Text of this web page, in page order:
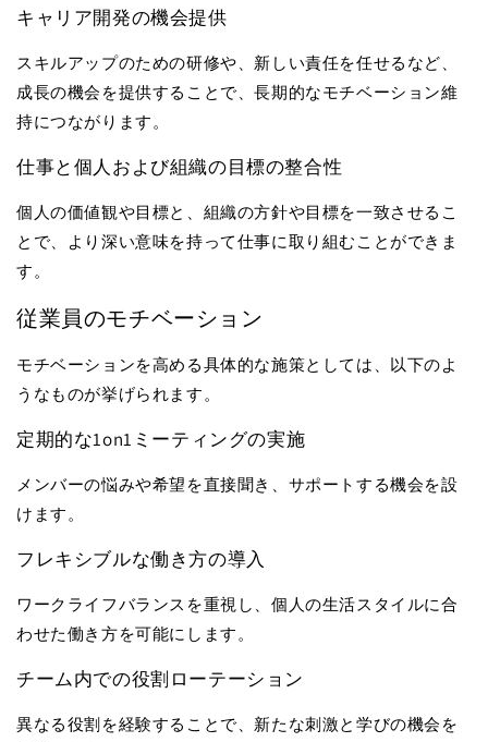
キャリア開発の機会提供
スキルアップのための研修や、新しい責任を任せるなど、
成長の機会を提供することで、長期的なモチベーション維
持につながります。
仕事と個人および組織の目標の整合性
個人の価値観や目標と、組織の方針や目標を一致させるこ
とで、より深い意味を持って仕事に取り組むことができま
す。
従業員のモチベーション
モチベーションを高める具体的な施策としては、以下のよ
うなものが挙げられます。
定期的な1on1ミーティングの実施
メンバーの悩みや希望を直接聞き、サポートする機会を設
けます。
フレキシブルな働き方の導入
ワークライフバランスを重視し、個人の生活スタイルに合
わせた働き方を可能にします。
チーム内での役割ローテーション
異なる役割を経験することで、新たな刺激と学びの機会を